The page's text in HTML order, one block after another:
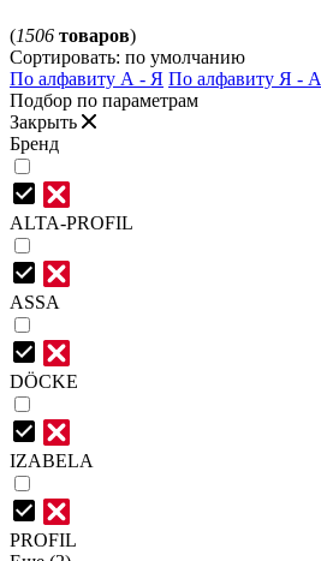
(1506 товаров)
Сортировать: по умолчанию
По алфавиту А - Я По алфавиту Я - А
Подбор по параметрам
Закрыть
Бренд
ALTA-PROFIL
ASSA
DÖCKE
IZABELA
PROFIL